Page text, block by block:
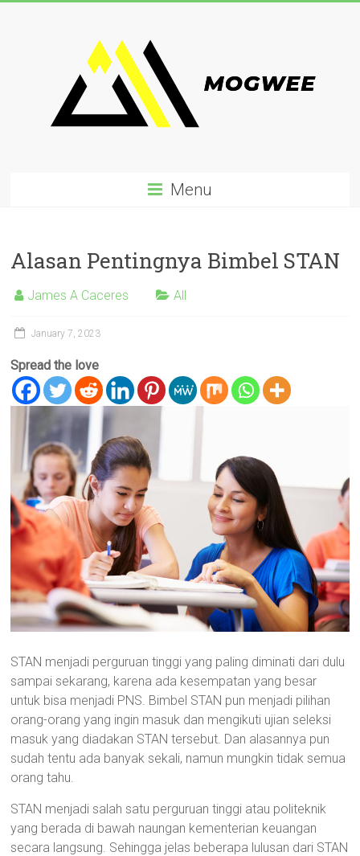
Mogwee.comMenu
Alasan Pentingnya Bimbel STAN
James A Caceres All
January 7, 2023
Spread the love
STAN menjadi perguruan tinggi yang paling diminati dari dulu
sampai sekarang, karena ada kesempatan yang besar
untuk bisa menjadi PNS. Bimbel STAN pun menjadi pilihan
orang-orang yang ingin masuk dan mengikuti ujian seleksi
masuk yang diadakan STAN tersebut. Dan alasannya pun
sudah tentu ada banyak sekali, namun mungkin tidak semua
orang tahu.
STAN menjadi salah satu perguruan tinggi atau politeknik
yang berada di bawah naungan kementerian keuangan
secara langsung. Sehingga jelas beberapa lulusan dari STAN